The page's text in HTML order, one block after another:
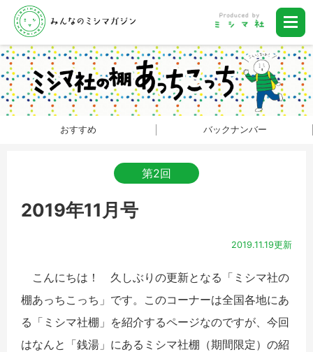
おすすめ バックナンバー
第2回
2019年11月号
2019.11.19更新
こんにちは！ 久しぶりの更新となる「ミシマ社の
棚あっちこっち」です。このコーナーは全国各地にあ
る「ミシマ社棚」を紹介するページなのですが、今回
はなんと「銭湯」にあるミシマ社棚（期間限定）の紹